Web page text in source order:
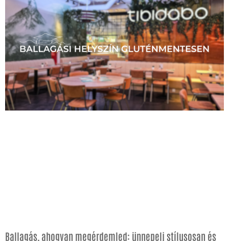
Ballagás, ahogyan megérdemled: ünnepelj stílusosan és